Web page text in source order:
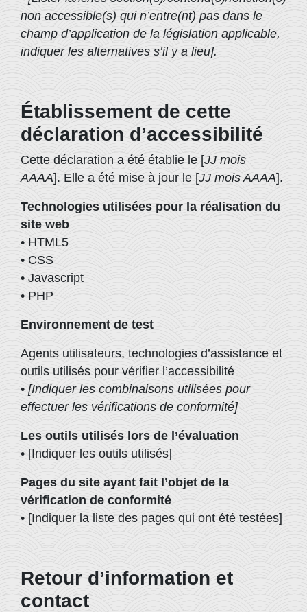
non accessible(s) qui n’entre(nt) pas dans le
champ d’application de la législation applicable,
indiquer les alternatives s’il y a lieu].
Établissement de cette
déclaration d’accessibilité
Cette déclaration a été établie le [JJ mois
AAAA]. Elle a été mise à jour le [JJ mois AAAA].
Technologies utilisées pour la réalisation du
site web
• HTML5
• CSS
• Javascript
• PHP
Environnement de test
Agents utilisateurs, technologies d’assistance et
outils utilisés pour vérifier l’accessibilité
• [Indiquer les combinaisons utilisées pour
effectuer les vérifications de conformité]
Les outils utilisés lors de l’évaluation
• [Indiquer les outils utilisés]
Pages du site ayant fait l’objet de la
vérification de conformité
• [Indiquer la liste des pages qui ont été testées]
Retour d’information et
contact